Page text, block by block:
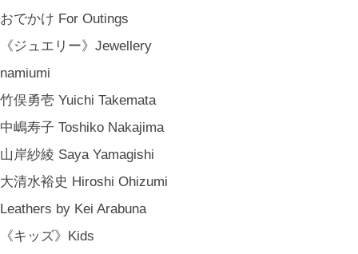
おでかけ For Outings
《ジュエリー》Jewellery
namiumi
竹俣勇壱 Yuichi Takemata
中嶋寿子 Toshiko Nakajima
山岸紗綾 Saya Yamagishi
大清水裕史 Hiroshi Ohizumi
Leathers by Kei Arabuna
《キッズ》Kids
出産祝い Baby Gifts
内祝い Thank You Gifts
新築祝い Housewarming Gifts
結婚祝い Wedding Gifts
結婚式の引出物 Wedding Favors
誕生日プレゼント Birthday Gifts
クリスマス Chiristmas Gifts
こどもの日 Children's Day
バレンタインデー Valentine's Day